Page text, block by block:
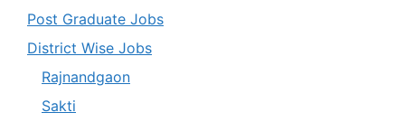
Post Graduate Jobs
District Wise Jobs
Rajnandgaon
Sakti